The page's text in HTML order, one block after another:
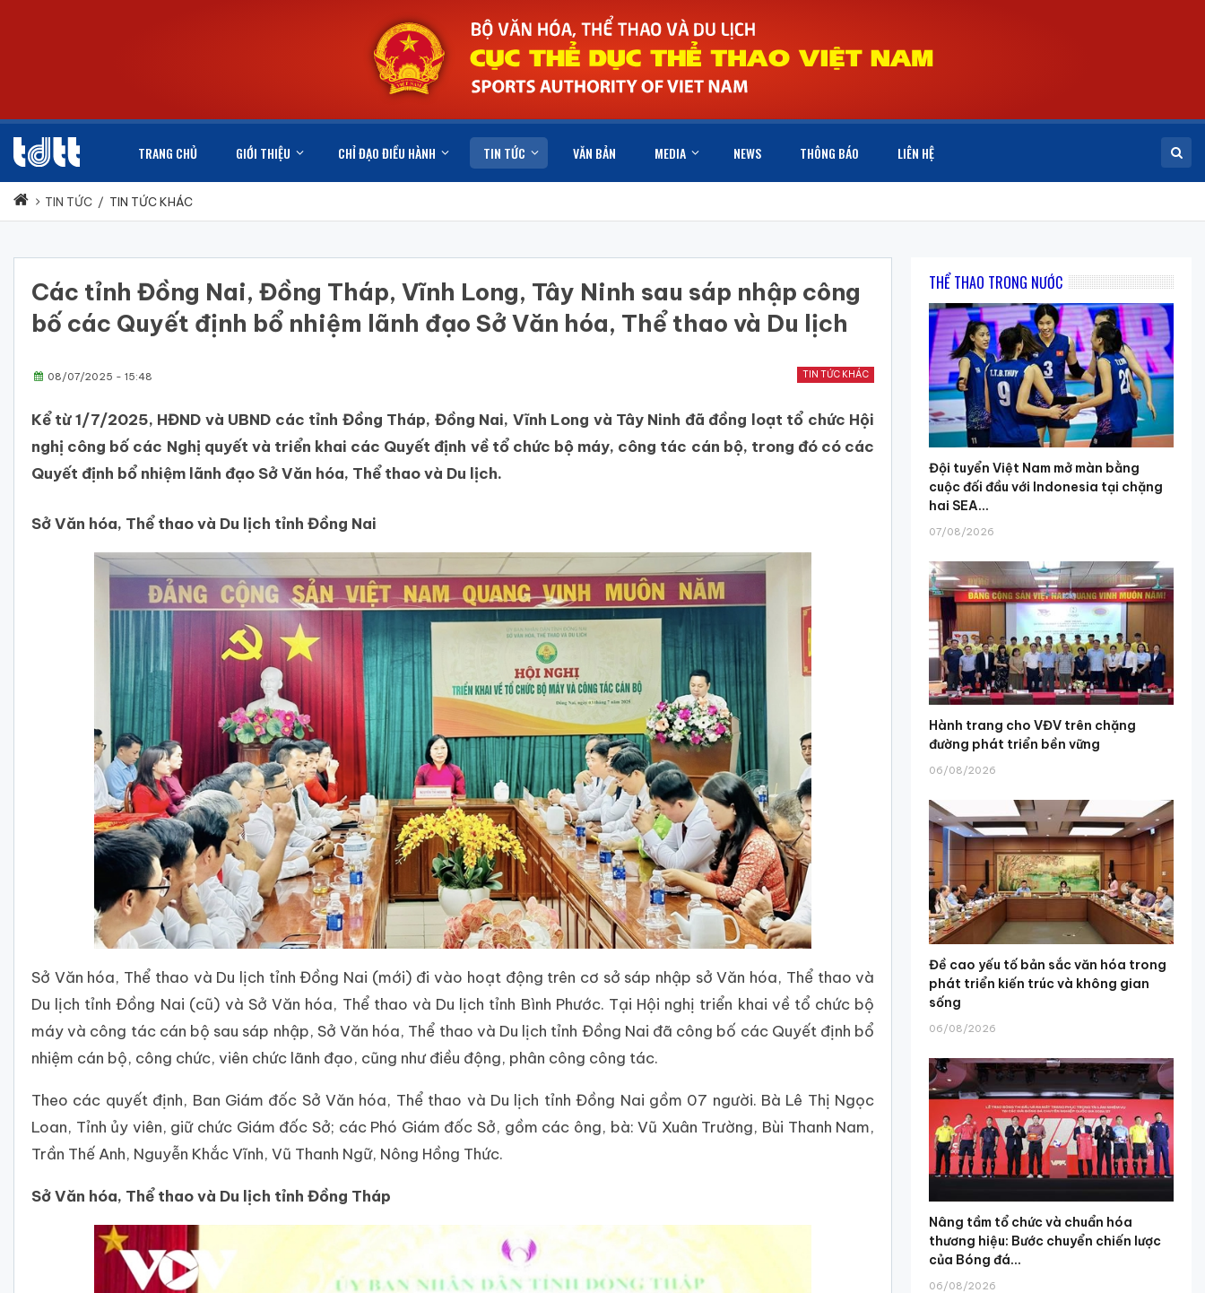
TRANG CHỦ GIỚI THIỆU CHỈ ĐẠO ĐIỀU HÀNH TIN TỨC VĂN BẢN MEDIA NEWS THÔNG BÁO LIÊN HỆ
TIN TỨC / TIN TỨC KHÁC
Các tỉnh Đồng Nai, Đồng Tháp, Vĩnh Long, Tây Ninh sau sáp nhập công
bố các Quyết định bổ nhiệm lãnh đạo Sở Văn hóa, Thể thao và Du lịch
TIN TỨC KHÁC
08/07/2025 - 15:48
Kể từ 1/7/2025, HĐND và UBND các tỉnh Đồng Tháp, Đồng Nai, Vĩnh Long và Tây Ninh đã đồng loạt tổ chức Hội
nghị công bố các Nghị quyết và triển khai các Quyết định về tổ chức bộ máy, công tác cán bộ, trong đó có các
Quyết định bổ nhiệm lãnh đạo Sở Văn hóa, Thể thao và Du lịch.
Sở Văn hóa, Thể thao và Du lịch tỉnh Đồng Nai
Sở Văn hóa, Thể thao và Du lịch tỉnh Đồng Nai (mới) đi vào hoạt động trên cơ sở sáp nhập sở Văn hóa, Thể thao và
Du lịch tỉnh Đồng Nai (cũ) và Sở Văn hóa, Thể thao và Du lịch tỉnh Bình Phước. Tại Hội nghị triển khai về tổ chức bộ
máy và công tác cán bộ sau sáp nhập, Sở Văn hóa, Thể thao và Du lịch tỉnh Đồng Nai đã công bố các Quyết định bổ
nhiệm cán bộ, công chức, viên chức lãnh đạo, cũng như điều động, phân công công tác.
Theo các quyết định, Ban Giám đốc Sở Văn hóa, Thể thao và Du lịch tỉnh Đồng Nai gồm 07 người. Bà Lê Thị Ngọc
Loan, Tỉnh ủy viên, giữ chức Giám đốc Sở; các Phó Giám đốc Sở, gồm các ông, bà: Vũ Xuân Trường, Bùi Thanh Nam,
Trần Thế Anh, Nguyễn Khắc Vĩnh, Vũ Thanh Ngữ, Nông Hồng Thức.
Sở Văn hóa, Thể thao và Du lịch tỉnh Đồng Tháp
THỂ THAO TRONG NƯỚC
Đội tuyển Việt Nam mở màn bằng
cuộc đối đầu với Indonesia tại chặng
hai SEA...
07/08/2026
Hành trang cho VĐV trên chặng
đường phát triển bền vững
06/08/2026
Đề cao yếu tố bản sắc văn hóa trong
phát triển kiến trúc và không gian
sống
06/08/2026
Nâng tầm tổ chức và chuẩn hóa
thương hiệu: Bước chuyển chiến lược
của Bóng đá...
06/08/2026